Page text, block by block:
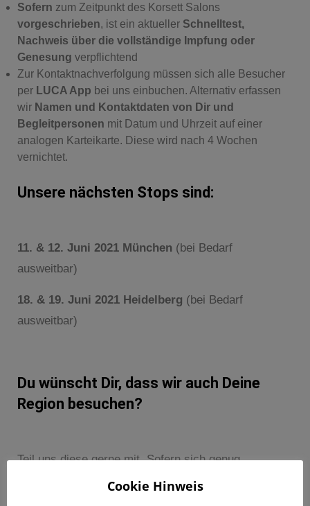
Sofern zum Zeitpunkt des Korsett Salons
vorgeschrieben, ist ein aktueller Schnelltest,
Nachweis über die vollständige Impfung oder
Genesung verpflichtend
Zur Kontaktnachverfolgung müssen sich alle Besucher
per LUCA App bei uns einbuchen. Alternativ erfassen
wir Namen und Kontaktdaten von Dir und
Begleitpersonen mit Datum und Uhrzeit auf einer
analogen Karteikarte. Diese wird nach 4 Wochen
vernichtet.
Unsere nächsten Stops sind:
11. & 12. Juni 2021 München (bei Bedarf
ausweitbar)
18. & 19. Juni 2021 Heidelberg (bei Bedarf
ausweitbar)
Du wünscht Dir, dass wir auch Deine
Region besuchen?
Teil uns diese gerne mit. Sofern sich genug
ernsthafte Nachfrage abzeichnet, versuchen wir
Cookie Hinweis